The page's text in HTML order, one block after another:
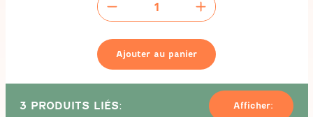
de
pliante
-
3x3m
Ajouter au panier
3 PRODUITS LIÉS: Afficher: